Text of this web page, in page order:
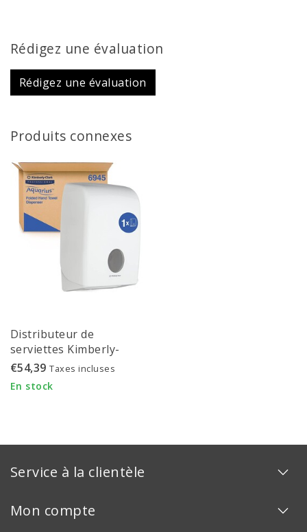
Rédigez une évaluation
Rédigez une évaluation
Produits connexes
Distributeur de
serviettes Kimberly-
Clark Aquarius™
Interfold blanc (6945)
€54,39 Taxes incluses
En stock
Service à la clientèle
Mon compte